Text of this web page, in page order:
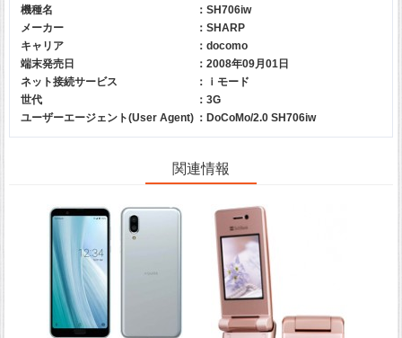
機種名
：SH706iw
メーカー
： SHARP
キャリア
： docomo
端末発売日
：2008年09月01日
ネット接続サービス
：ｉモード
世代
：3G
ユーザーエージェント(User Agent) ：DoCoMo/2.0 SH706iw
関連情報